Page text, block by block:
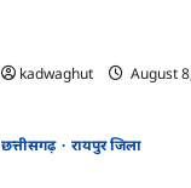
kadwaghut
August
छत्तीसगढ़
रायपुर जिला